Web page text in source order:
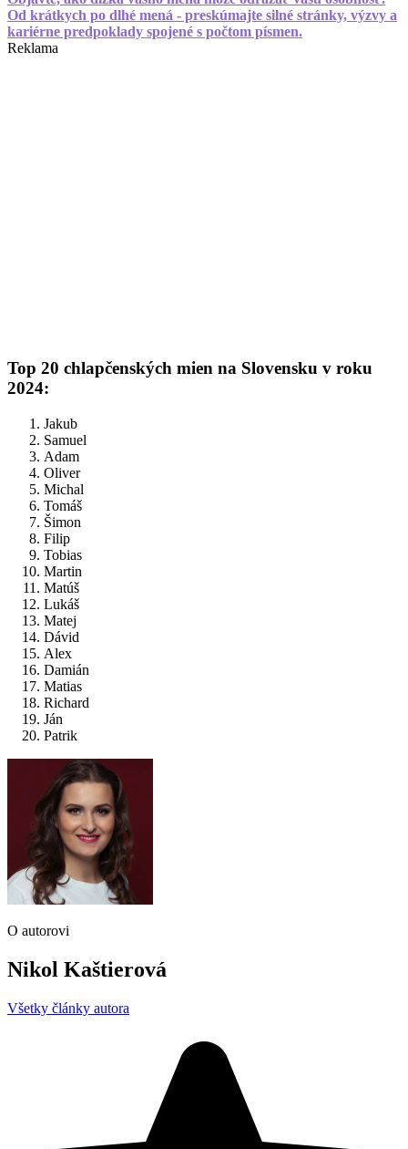
Od krátkych po dlhé mená - preskúmajte silné stránky, výzvy a
kariérne predpoklady spojené s počtom písmen.
Reklama
Top 20 chlapčenských mien na Slovensku v roku
2024:
Jakub
Samuel
Adam
Oliver
Michal
Tomáš
Šimon
Filip
Tobias
Martin
Matúš
Lukáš
Matej
Dávid
Alex
Damián
Matias
Richard
Ján
Patrik
O autorovi
Nikol Kaštierová
Všetky články autora